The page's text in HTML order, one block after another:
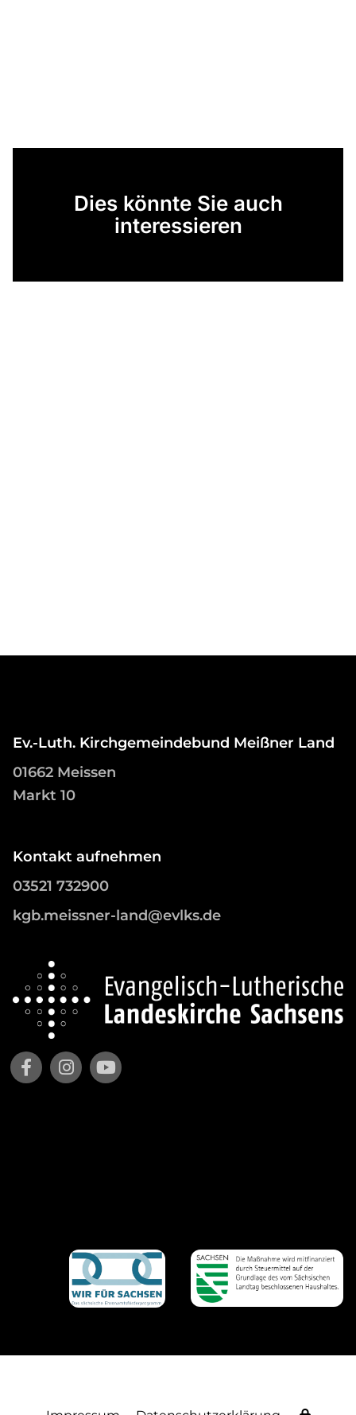
Dies könnte Sie auch
interessieren
Ev.-Luth. Kirchgemeindebund Meißner Land
01662 Meissen
Markt 10
Kontakt aufnehmen
03521 732900
kgb.meissner-land@evlks.de